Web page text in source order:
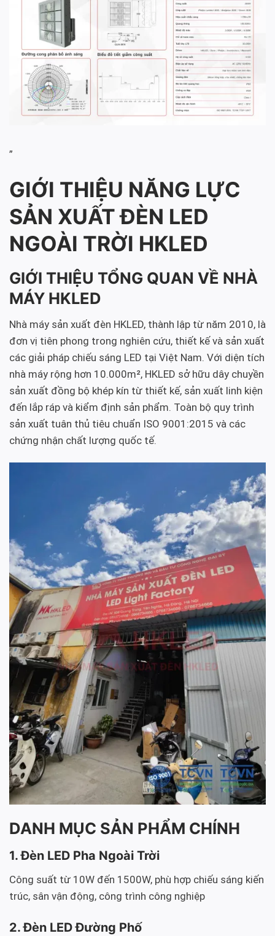
”
GIỚI THIỆU NĂNG LỰC
SẢN XUẤT ĐÈN LED
NGOÀI TRỜI HKLED
GIỚI THIỆU TỔNG QUAN VỀ NHÀ
MÁY HKLED
Nhà máy sản xuất đèn HKLED, thành lập từ năm 2010, là
đơn vị tiên phong trong nghiên cứu, thiết kế và sản xuất
các giải pháp chiếu sáng LED tại Việt Nam. Với diện tích
nhà máy rộng hơn 10.000m², HKLED sở hữu dây chuyền
sản xuất đồng bộ khép kín từ thiết kế, sản xuất linh kiện
đến lắp ráp và kiểm định sản phẩm. Toàn bộ quy trình
sản xuất tuân thủ tiêu chuẩn ISO 9001:2015 và các
chứng nhận chất lượng quốc tế.
DANH MỤC SẢN PHẨM CHÍNH
1. Đèn LED Pha Ngoài Trời
Công suất từ 10W đến 1500W, phù hợp chiếu sáng kiến
trúc, sân vận động, công trình công nghiệp
2. Đèn LED Đường Phố